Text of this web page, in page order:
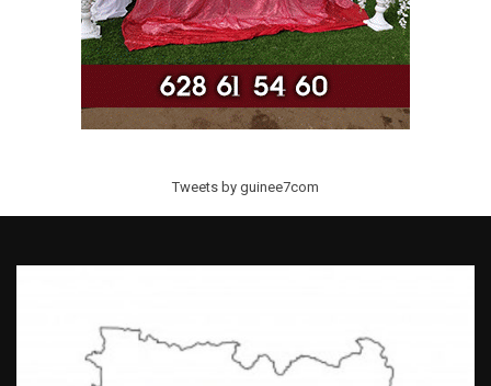
Tweets by guinee7com